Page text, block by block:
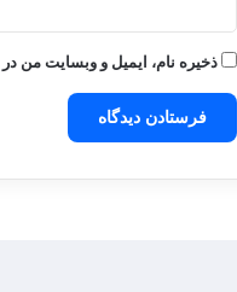
ذخیره نام، ایمیل و وبسایت من